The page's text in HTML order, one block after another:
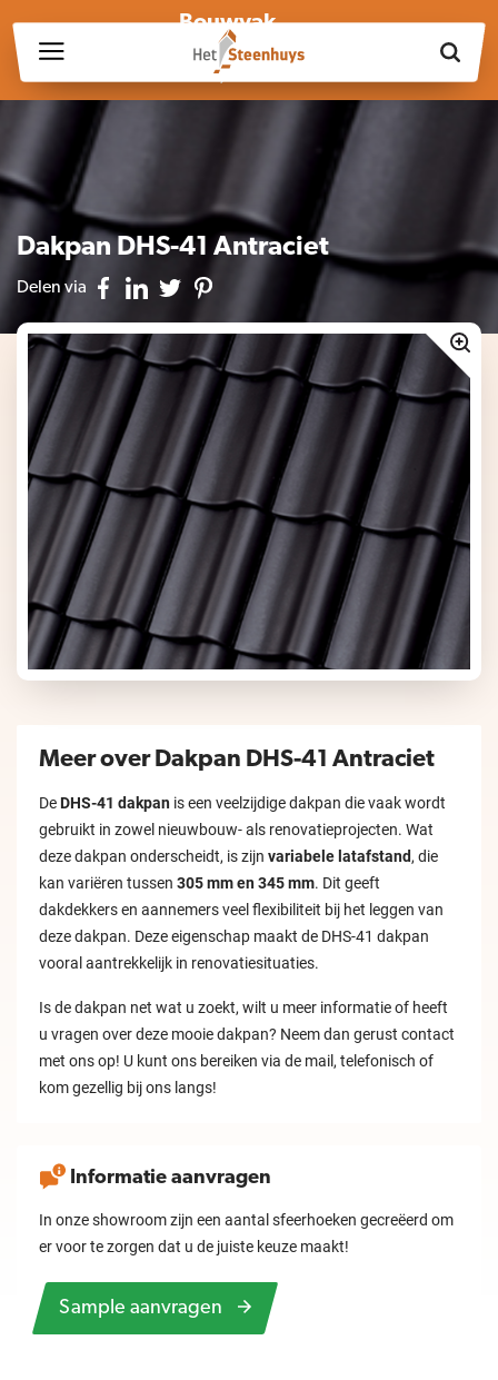
Bouwvak
Wij zijn wegens de bouwvak gesloten op vrijdag 17 juli en in
week 30, 31 en 32.
Dakpan DHS-41 Antraciet
Delen via
Meer over Dakpan DHS-41 Antraciet
DeDHS-41 dakpan is een veelzijdige dakpan die vaak wordt
gebruikt in zowel nieuwbouw- als renovatieprojecten. Wat
deze dakpan onderscheidt, is zijn variabele latafstand, die
kan variëren tussen 305 mm en 345 mm. Dit geeft
dakdekkers en aannemers veel flexibiliteit bij het leggen van
deze dakpan. Deze eigenschap maakt de DHS-41 dakpan
vooral aantrekkelijk in renovatiesituaties.
Is de dakpan net wat u zoekt, wilt u meer informatie of heeft
u vragen over deze mooie dakpan? Neem dan gerust contact
met ons op! U kunt ons bereiken via de mail, telefonisch of
kom gezellig bij ons langs!
Informatie aanvragen
In onze showroom zijn een aantal sfeerhoeken gecreëerd om
er voor te zorgen dat u de juiste keuze maakt!
Sample aanvragen